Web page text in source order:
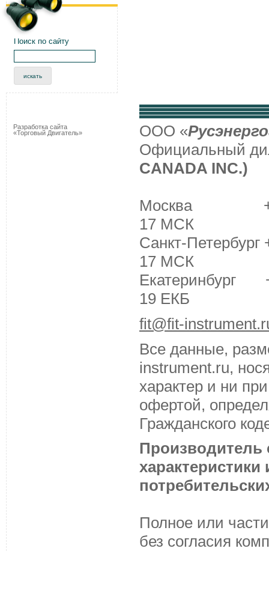
Поиск по сайту
Разработка сайта
«Торговый Двигатель»
ООО «
Официальный
CANADA INC.)
Москва +7
17 МСК
Санкт-
17 МСК
Екатеринбург
19 ЕКБ
fit@fit-
Все данные,
instrument.ru,
характер и ни
офертой,
Гражданского
Производитель
Полное или
без согласия